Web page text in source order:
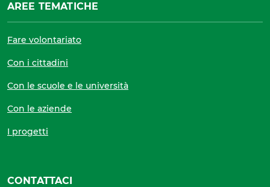
AREE TEMATICHE
Fare volontariato
Con i cittadini
Con le scuole e le università
Con le aziende
I progetti
CONTATTACI